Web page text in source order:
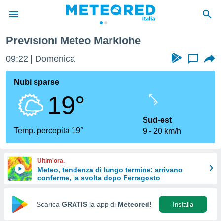
di
per
le
di
Web
Previsioni Meteo Marklohe
09:22 Domenica ...
Nubi sparse
19°
Temp. percepita 19°
Sud-est
9
20 km/h
Ultim'ora.
Meteo, tendenza di lungo termine: arrivano
conferme, la svolta dopo Ferragosto
Scarica GRATIS la app di Meteored! Installa